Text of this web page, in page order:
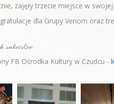
zajęły trzecie miejsce w
dla Grupy Venom oraz
𝓈𝓊𝓀𝒸𝑒𝓈ó𝓌
FB Ośrodka Kultury w Czudcu -